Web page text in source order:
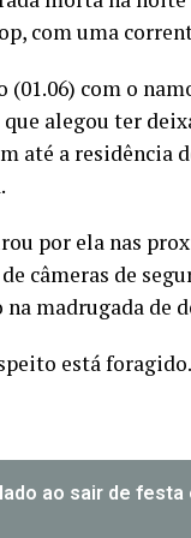
com uma
(01.06) com o
alegou ter
até a residência
por ela nas
câmeras de
madrugada de
está foragido.
ao sair de